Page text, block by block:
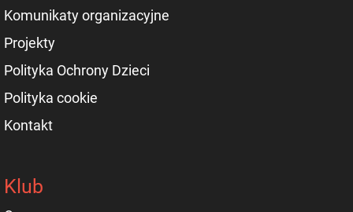
Komunikaty organizacyjne
Projekty
Polityka Ochrony Dzieci
Polityka cookie
Kontakt
Klub